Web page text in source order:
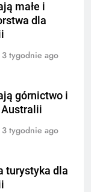
małe i
dla
3 tygodnie ago
górnictwo i
Australii
3 tygodnie ago
turystyka dla